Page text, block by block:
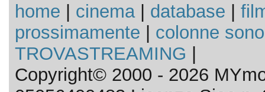
home cinema| database
prossimamente
colonne
TROVASTREAMING
Copyright© 2000 - 2026